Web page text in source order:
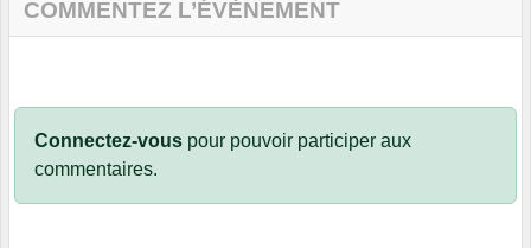
COMMENTEZ L’ÉVÈNEMENT
Connectez-vous pour pouvoir participer aux
commentaires.